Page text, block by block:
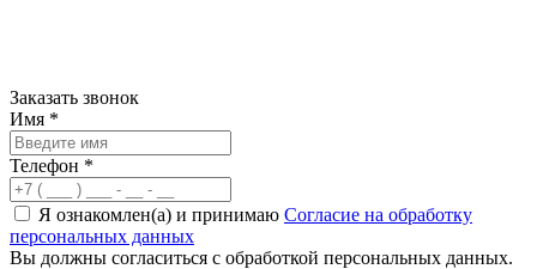
Заказать звонок
Имя *
Телефон *
Я ознакомлен(а) и принимаю Согласие на обработку
персональных данных
Вы должны согласиться с обработкой персональных данных.